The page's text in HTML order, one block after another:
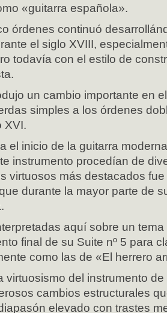
«guitarra española».
órdenes continuó
el siglo XVIII,
todavía con el estilo de
un cambio importante en
simples a los órdenes
XVI.
el inicio de la guitarra
instrumento procedían de
virtuosos más destacados
durante la mayor parte de
aquí sobre un
final de su Suite nº 5 para
como las de «El herrero
virtuosismo del instrumento
cambios estructurales
elevado con trastes